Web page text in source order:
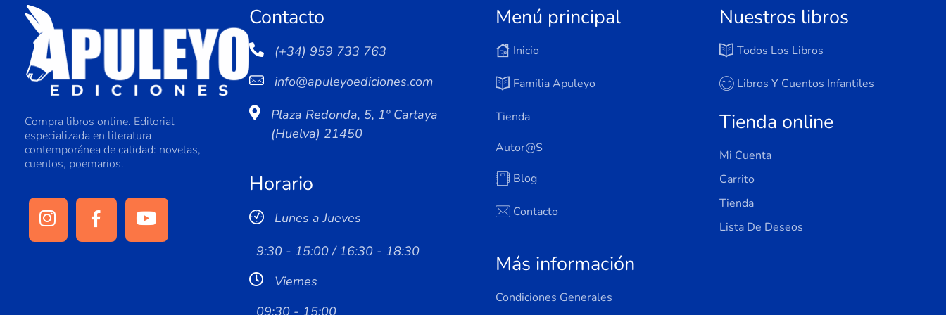
Compra libros online. Editorial
especializada en literatura
contemporánea de calidad: novelas,
cuentos, poemarios.
Contacto
(+34) 959 733 763
info@apuleyoediciones.com
Plaza Redonda, 5, 1º Cartaya
(Huelva) 21450
Horario
Lunes a Jueves
9:30 - 15:00 / 16:30 - 18:30
Viernes
09:30 - 15:00
Menú principal
Inicio
Familia Apuleyo
Tienda
Autor@s
Blog
Contacto
Más información
Condiciones Generales
Nuestros libros
Todos Los Libros
Libros Y Cuentos Infantiles
Tienda online
Mi Cuenta
Carrito
Tienda
Lista De Deseos